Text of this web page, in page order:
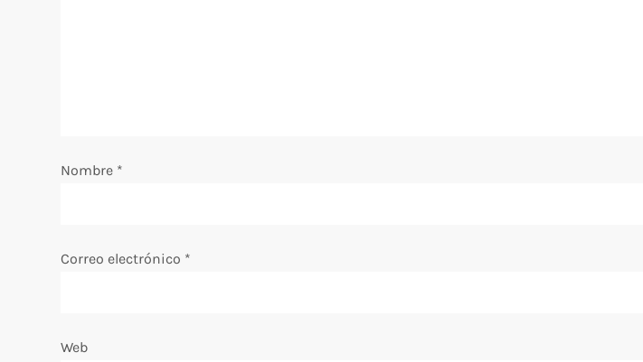
Nombre *
Correo electrónico *
Web